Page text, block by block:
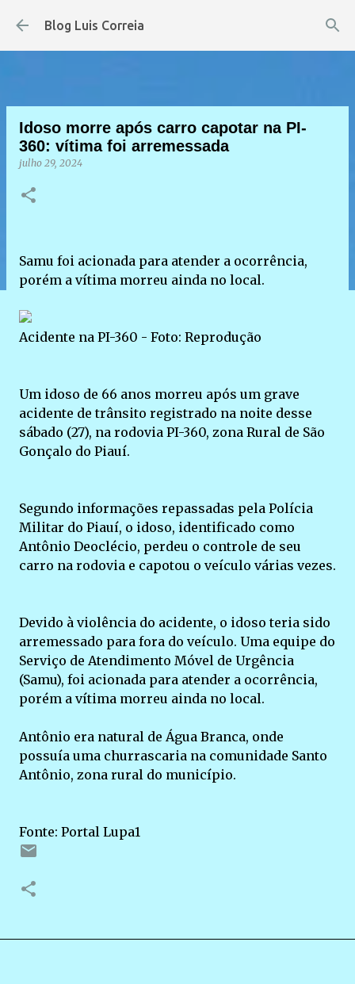
Pular para o conteúdo principal
Blog Luis Correia
Idoso morre após carro capotar na PI-
360: vítima foi arremessada
julho 29, 2024
Samu foi acionada para atender a ocorrência,
porém a vítima morreu ainda no local.
Acidente na PI-360 - Foto: Reprodução
Um idoso de 66 anos morreu após um grave
acidente de trânsito registrado na noite desse
sábado (27), na rodovia PI-360, zona Rural de São
Gonçalo do Piauí.
Segundo informações repassadas pela Polícia
Militar do Piauí, o idoso, identificado como
Antônio Deoclécio, perdeu o controle de seu
carro na rodovia e capotou o veículo várias vezes.
Devido à violência do acidente, o idoso teria sido
arremessado para fora do veículo. Uma equipe do
Serviço de Atendimento Móvel de Urgência
(Samu), foi acionada para atender a ocorrência,
porém a vítima morreu ainda no local.
Antônio era natural de Água Branca, onde
possuía uma churrascaria na comunidade Santo
Antônio, zona rural do município.
Fonte: Portal Lupa1